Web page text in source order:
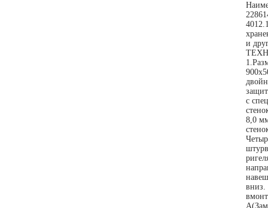
и
с
8,0
вниз.